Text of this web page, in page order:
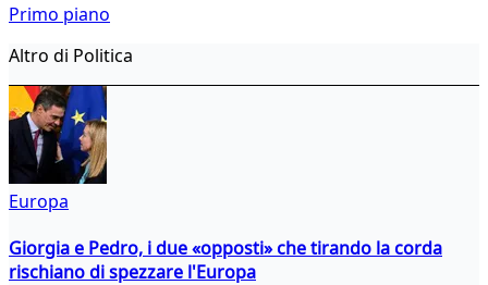
Primo piano
Altro di Politica
Europa
Giorgia e Pedro, i due «opposti» che tirando la corda
rischiano di spezzare l'Europa